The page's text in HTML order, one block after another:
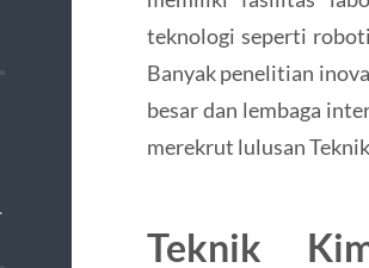
teknologi seperti
Banyak penelitian
besar dan lembaga
merekrut lulusan
Teknik